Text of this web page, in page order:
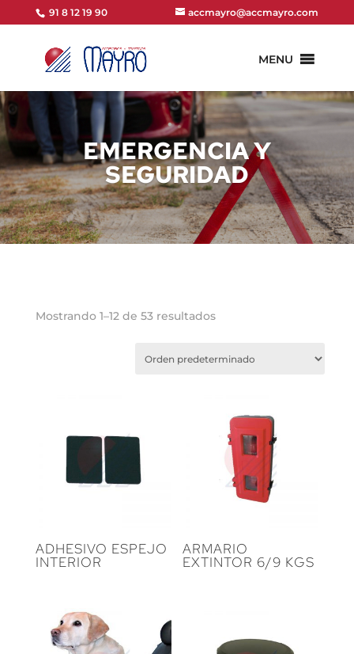
91 8 12 19 90 accmayro@accmayro.com
MENU
EMERGENCIA Y
SEGURIDAD
Mostrando 1–12 de 53 resultados
ADHESIVO ESPEJO
INTERIOR
ARMARIO
EXTINTOR 6/9 KGS